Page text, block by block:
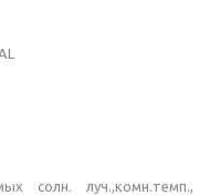
солн. луч.,комн.темп.,